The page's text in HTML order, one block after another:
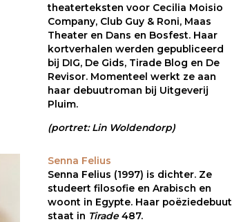
theaterteksten voor Cecilia Moisio
Company, Club Guy & Roni, Maas
Theater en Dans en Bosfest. Haar
kortverhalen werden gepubliceerd
bij DIG, De Gids, Tirade Blog en De
Revisor. Momenteel werkt ze aan
haar debuutroman bij Uitgeverij
Pluim.
(portret: Lin Woldendorp)
Senna Felius
Senna Felius (1997) is dichter. Ze
studeert filosofie en Arabisch en
woont in Egypte. Haar poëziedebuut
staat in Tirade487.